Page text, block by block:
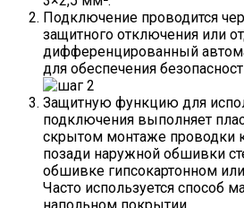
Подключение проводится
защитного отключения или
дифференцированный
для обеспечения
Защитную функцию для
подключения выполняет
скрытом монтаже проводки
позади наружной обшивки
обшивке гипсокартонном
Часто используется способ